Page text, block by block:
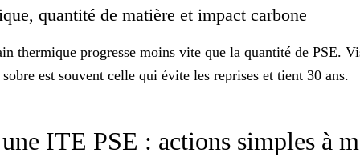
quantité de matière et impact carbone
thermique progresse moins vite que la quantité de PSE.
est souvent celle qui évite les reprises et tient 30 ans.
ITE PSE : actions simples à